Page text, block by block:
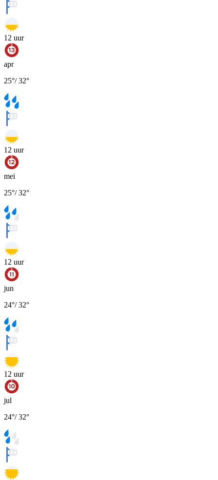
12 uur
apr
25°/32°
12 uur
mei
25°/32°
12 uur
jun
24°/32°
12 uur
jul
24°/32°